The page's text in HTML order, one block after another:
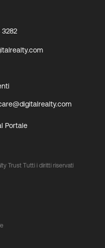
3282
Portale
Trust Tutti i diritti riservati